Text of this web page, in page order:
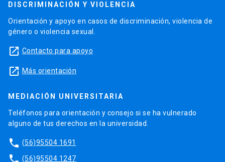
DISCRIMINACIÓN Y VIOLENCIA
Orientación y apoyo en casos de discriminación, violencia de
género o violencia sexual.
launch Contacto para apoyo
launch Más orientación
MEDIACIÓN UNIVERSITARIA
Teléfonos para orientación y consejo si se ha vulnerado
alguno de tus derechos en la universidad.
phone (56)95504 1691
phone (56)95504 1247